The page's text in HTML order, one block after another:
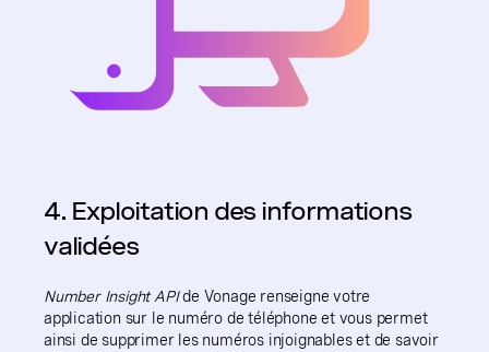
4. Exploitation des informations
validées
Number Insight APIde Vonage renseigne votre
application sur le numéro de téléphone et vous permet
ainsi de supprimer les numéros injoignables et de savoir